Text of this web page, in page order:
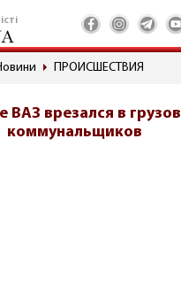
ПРОИСШЕСТВИЯ
ВАЗ врезался в
коммунальщиков